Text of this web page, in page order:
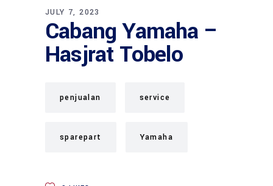
JULY 7, 2023
Cabang Yamaha –
Hasjrat Tobelo
penjualan service
sparepart Yamaha